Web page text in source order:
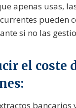
apenas usas,
pueden
si no las
el coste
bancarios